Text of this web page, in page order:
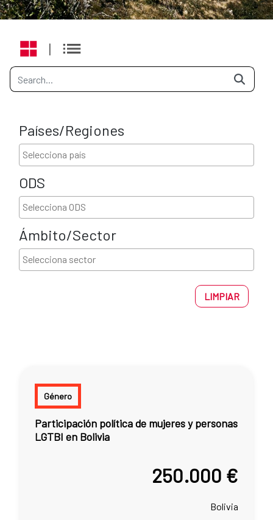
|
Países/Regiones
ODS
Ámbito/Sector
LIMPIAR
Género
Participación política de mujeres y personas
LGTBI en Bolivia
250.000 €
Bolivia